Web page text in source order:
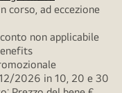
corso, ad eccezione
non applicabile
2026 in 10, 20 e 30